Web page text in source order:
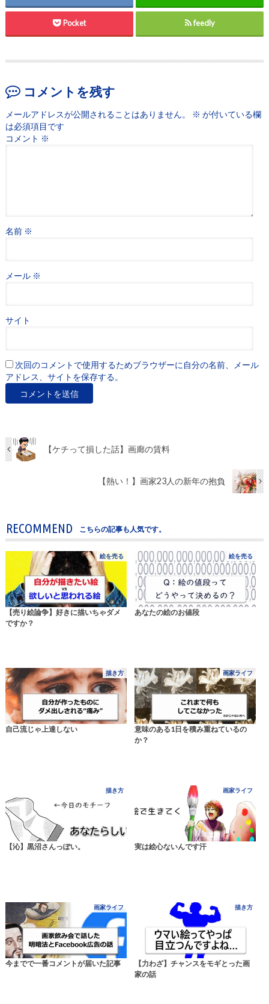
Pocket feedly
コメントを残す
メールアドレスが公開されることはありません。 ※ が付いている欄
は必須項目です
コメント ※
名前 ※
メール ※
サイト
次回のコメントで使用するためブラウザーに自分の名前、メール
アドレス、サイトを保存する。
【ケチって損した話】画廊の賃料
【熱い！】画家23人の新年の抱負
RECOMMEND こちらの記事も人気です。
絵を売る
【売り絵論争】好きに描いちゃダメ
ですか？
絵を売る
あなたの絵のお値段
描き方
自己流じゃ上達しない
画家ライフ
意味のある1日を積み重ねているの
か？
描き方
【沁】黒沼さんっぽい。
画家ライフ
実は絵心ないんです汗
画家ライフ
今までで一番コメントが届いた記事
描き方
【力わざ】チャンスをモギとった画
家の話